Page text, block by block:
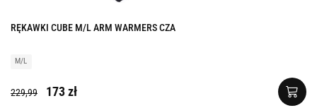
RĘKAWKI CUBE M/L ARM WARMERS CZA
M/L
229,99 173 zł